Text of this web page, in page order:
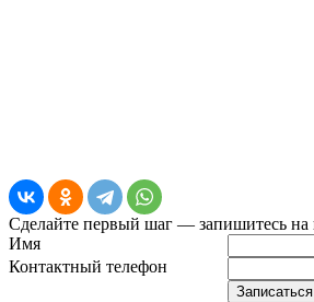
Сделайте первый шаг — запишитесь на
Имя
Контактный телефон
Записаться